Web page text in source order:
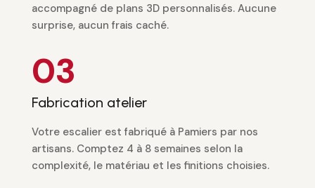
accompagné de plans 3D personnalisés. Aucune
surprise, aucun frais caché.
03
Fabrication atelier
Votre escalier est fabriqué à Pamiers par nos
artisans. Comptez 4 à 8 semaines selon la
complexité, le matériau et les finitions choisies.